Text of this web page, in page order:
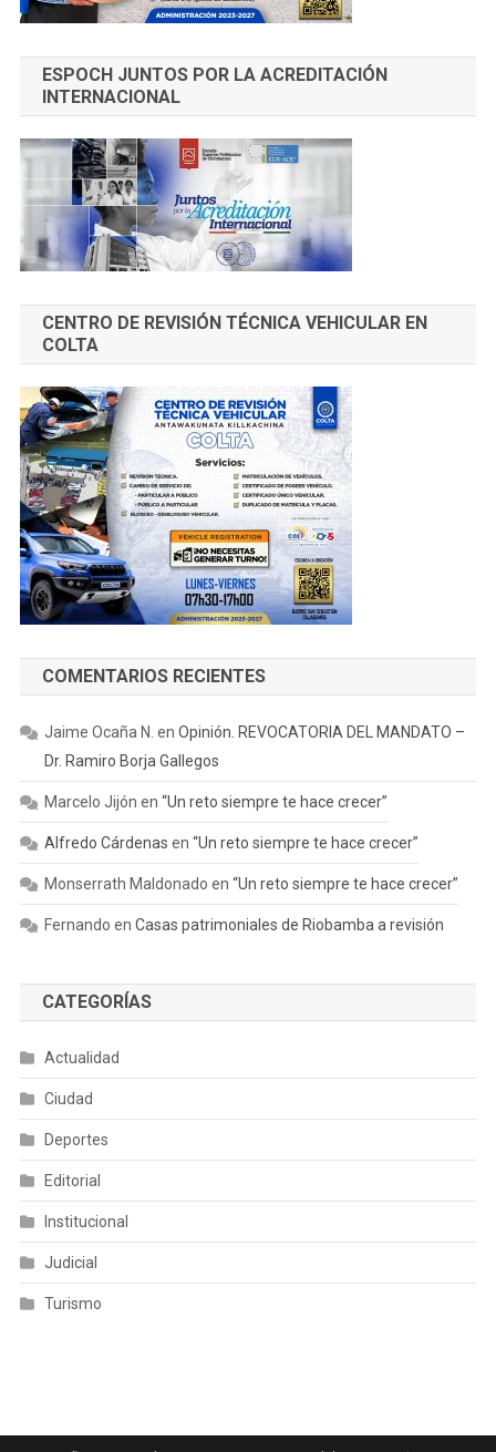
ESPOCH JUNTOS POR LA ACREDITACIÓN
INTERNACIONAL
CENTRO DE REVISIÓN TÉCNICA VEHICULAR EN
COLTA
COMENTARIOS RECIENTES
Jaime Ocaña N. en Opinión. REVOCATORIA DEL MANDATO –
Dr. Ramiro Borja Gallegos
Marcelo Jijón en “Un reto siempre te hace crecer”
Alfredo Cárdenas en “Un reto siempre te hace crecer”
Monserrath Maldonado en “Un reto siempre te hace crecer”
Fernando en Casas patrimoniales de Riobamba a revisión
CATEGORÍAS
Actualidad
Ciudad
Deportes
Editorial
Institucional
Judicial
Turismo